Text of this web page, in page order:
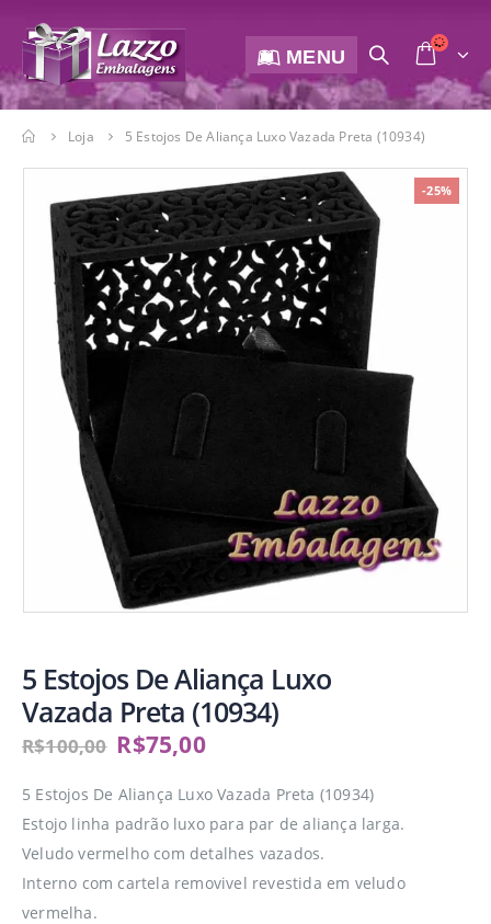
MENU
Loja 5 Estojos De Aliança Luxo Vazada Preta (10934)
-25%
5 Estojos De Aliança Luxo
Vazada Preta (10934)
R$100,00 R$75,00
5 Estojos De Aliança Luxo Vazada Preta (10934)
Estojo linha padrão luxo para par de aliança larga.
Veludo vermelho com detalhes vazados.
Interno com cartela removivel revestida em veludo
vermelha.